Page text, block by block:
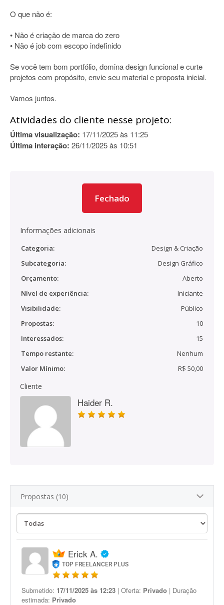
O que não é:
• Não é criação de marca do zero
• Não é job com escopo indefinido
Se você tem bom portfólio, domina design funcional e curte
projetos com propósito, envie seu material e proposta inicial.
Vamos juntos.
Atividades do cliente nesse projeto:
Última visualização: 17/11/2025 às 11:25
Última interação: 26/11/2025 às 10:51
Fechado
Informações adicionais
Categoria:
Design & Criação
Subcategoria:
Design Gráfico
Orçamento:
Aberto
Nível de experiência:
Iniciante
Visibilidade:
Público
Propostas:
10
Interessados:
15
Tempo restante:
Nenhum
Valor Mínimo:
R$ 50,00
Cliente
Haider R.
Propostas (10)
Erick A.
TOP FREELANCER PLUS
Submetido: 17/11/2025 às 12:23 | Oferta: Privado | Duração
estimada: Privado